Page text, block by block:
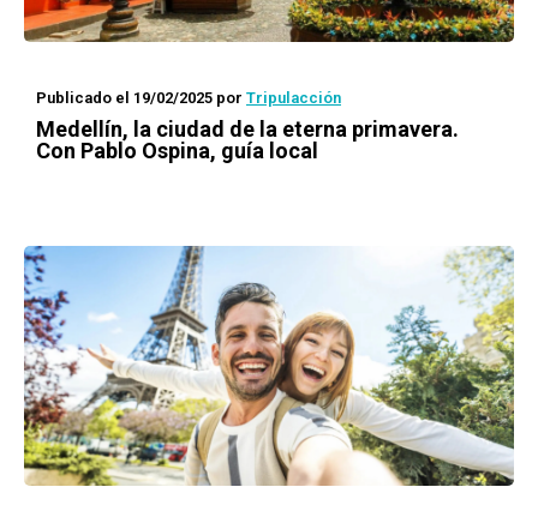
Publicado el 19/02/2025 por Tripulacción
Medellín, la ciudad de la eterna primavera.
Con Pablo Ospina, guía local